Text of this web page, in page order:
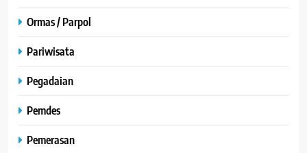
Ormas / Parpol
Pariwisata
Pegadaian
Pemdes
Pemerasan